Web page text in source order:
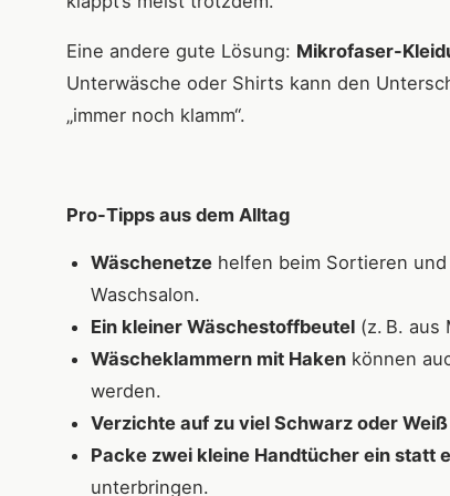
Eine andere gute Lösung: Mikrofaser-
Unterwäsche oder Shirts kann den
„immer noch klamm“.
Pro-Tipps aus dem Alltag
Wäschenetze helfen beim Sortieren
Waschsalon.
Ein kleiner Wäschestoffbeutel (z. B. aus
Wäscheklammern mit Haken können
werden.
Verzichte auf zu viel Schwarz oder Weiß
Packe zwei kleine Handtücher ein statt
unterbringen.